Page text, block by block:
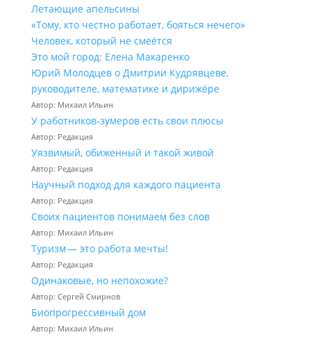
Летающие апельсины
«Тому, кто честно работает, бояться нечего»
Человек, который не смеётся
Это мой город: Елена Макаренко
Юрий Молодцев о Дмитрии Кудрявцеве,
руководителе, математике и дирижёре
Автор: Михаил Ильин
У работников‑зумеров есть свои плюсы
Автор: Редакция
Уязвимый, обиженный и такой живой
Автор: Редакция
Научный подход для каждого пациента
Автор: Редакция
Своих пациентов понимаем без слов
Автор: Михаил Ильин
Туризм — это работа мечты!
Автор: Редакция
Одинаковые, но непохожие?
Автор: Сергей Смирнов
Биопрогрессивный дом
Автор: Михаил Ильин